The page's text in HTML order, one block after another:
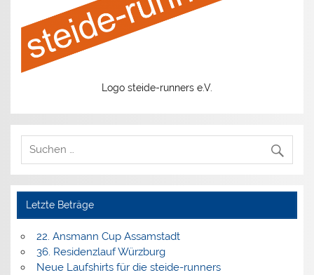
Logo steide-runners e.V.
Letzte Beträge
22. Ansmann Cup Assamstadt
36. Residenzlauf Würzburg
Neue Laufshirts für die steide-runners